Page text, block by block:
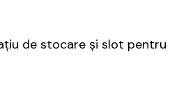
de stocare și slot pentru